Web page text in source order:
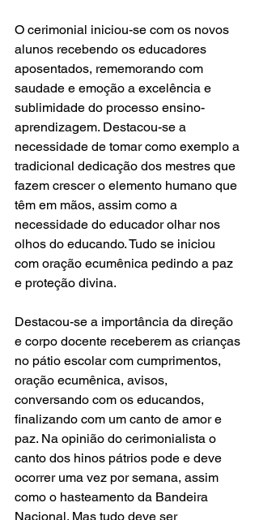
O cerimonial iniciou-se com os novos
alunos recebendo os educadores
aposentados, rememorando com
saudade e emoção a excelência e
sublimidade do processo ensino-
aprendizagem. Destacou-se a
necessidade de tomar como exemplo a
tradicional dedicação dos mestres que
fazem crescer o elemento humano que
têm em mãos, assim como a
necessidade do educador olhar nos
olhos do educando. Tudo se iniciou
com oração ecumênica pedindo a paz
e proteção divina.
Destacou-se a importância da direção
e corpo docente receberem as crianças
no pátio escolar com cumprimentos,
oração ecumênica, avisos,
conversando com os educandos,
finalizando com um canto de amor e
paz. Na opinião do cerimonialista o
canto dos hinos pátrios pode e deve
ocorrer uma vez por semana, assim
como o hasteamento da Bandeira
Nacional. Mas tudo deve ser